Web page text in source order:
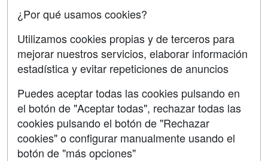
Contactar
Confidencialidad
Aviso legal
Copyleft
¿Por qué usamos cookies?
Utilizamos cookies propias y de terceros para
mejorar nuestros servicios, elaborar información
estadística y evitar repeticiones de anuncios
Puedes aceptar todas las cookies pulsando en
el botón de "Aceptar todas", rechazar todas las
cookies pulsando el botón de "Rechazar
cookies" o configurar manualmente usando el
botón de "más opciones"